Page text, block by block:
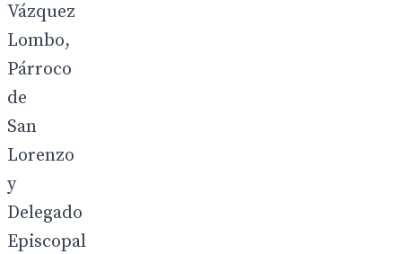
Vázquez
Lombo,
Párroco
de
San
Lorenzo
y
Delegado
Episcopal